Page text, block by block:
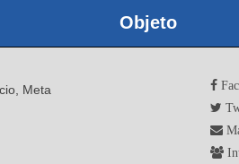
Objeto
Meta